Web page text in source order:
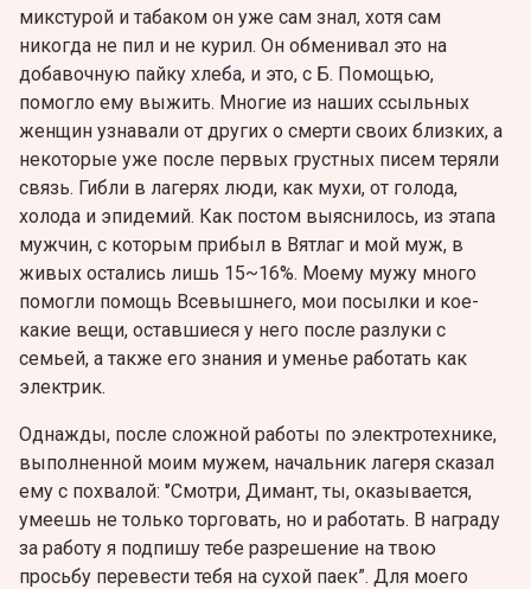
микстурой и табаком он уже сам знал, хотя сам
никогда не пил и не курил. Он обменивал это на
добавочную пайку хлеба, и это, с Б. Помощью,
помогло ему выжить. Многие из наших ссыльных
женщин узнавали от других о смерти своих близких, а
некоторые уже после первых грустных писем теряли
связь. Гибли в лагерях люди, как мухи, от голода,
холода и эпидемий. Как постом выяснилось, из этапа
мужчин, с которым прибыл в Вятлаг и мой муж, в
живых остались лишь 15~16%. Моему мужу много
помогли помощь Всевышнего, мои посылки и кое-
какие вещи, оставшиеся у него после разлуки с
семьей, а также его знания и уменье работать как
электрик.
Однажды, после сложной работы по электротехнике,
выполненной моим мужем, начальник лагеря сказал
ему с похвалой: '’Смотри, Димант, ты, оказывается,
умеешь не только торговать, но и работать. В награду
за работу я подпишу тебе разрешение на твою
просьбу перевести тебя на сухой паек”. Для моего